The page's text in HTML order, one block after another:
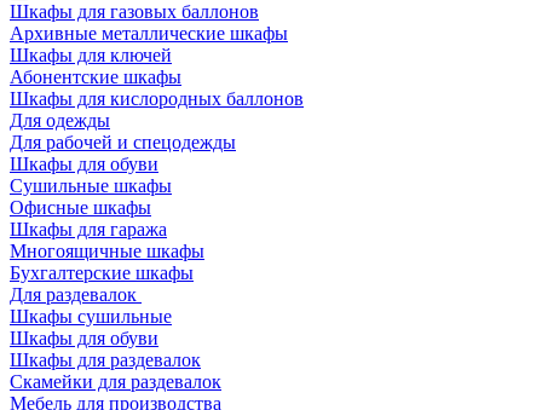
Шкафы для газовых баллонов
Архивные металлические шкафы
Шкафы для ключей
Абонентские шкафы
Шкафы для кислородных баллонов
Для одежды
Для рабочей и спецодежды
Шкафы для обуви
Сушильные шкафы
Офисные шкафы
Шкафы для гаража
Многоящичные шкафы
Бухгалтерские шкафы
Для раздевалок
Шкафы сушильные
Шкафы для обуви
Шкафы для раздевалок
Скамейки для раздевалок
Мебель для производства